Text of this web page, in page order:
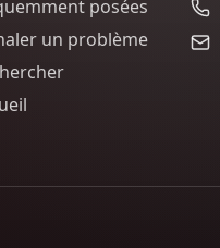
posées
un problème